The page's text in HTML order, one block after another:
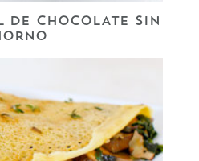
DE CHOCOLATE SIN